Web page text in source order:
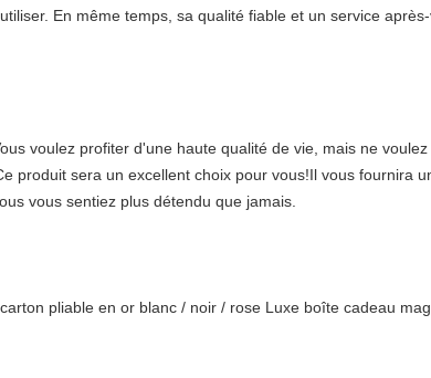
En même temps, sa qualité fiable et un service
voulez profiter d'une haute qualité de vie, mais ne
produit sera un excellent choix pour vous!Il vous fournira
vous sentiez plus détendu que jamais.